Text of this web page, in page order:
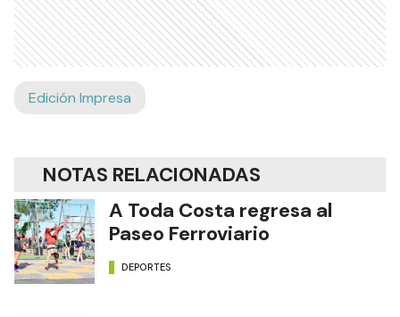
Edición Impresa
NOTAS RELACIONADAS
A Toda Costa regresa al
Paseo Ferroviario
DEPORTES